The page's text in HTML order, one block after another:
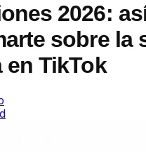
2026:
sobre la
en TikTok